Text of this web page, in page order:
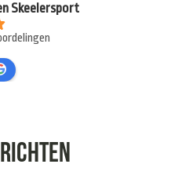
Skeelersport